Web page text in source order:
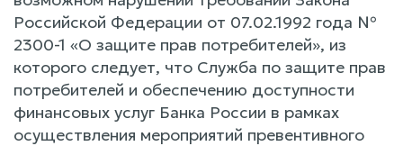
Российской Федерации от 07.02.1992 года №
2300-1 «О защите прав потребителей», из
которого следует, что Служба по защите прав
потребителей и обеспечению доступности
финансовых услуг Банка России в рамках
осуществления мероприятий превентивного